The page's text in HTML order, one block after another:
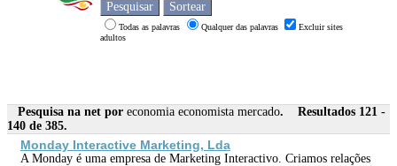
Todas as palavras Qualquer das palavras
Excluir sites
adultos
Pesquisa na net por economia economista mercado. Resultados 121 -
140 de 385.
Monday Interactive Marketing, Lda
A Monday é uma empresa de Marketing Interactivo. Criamos relações